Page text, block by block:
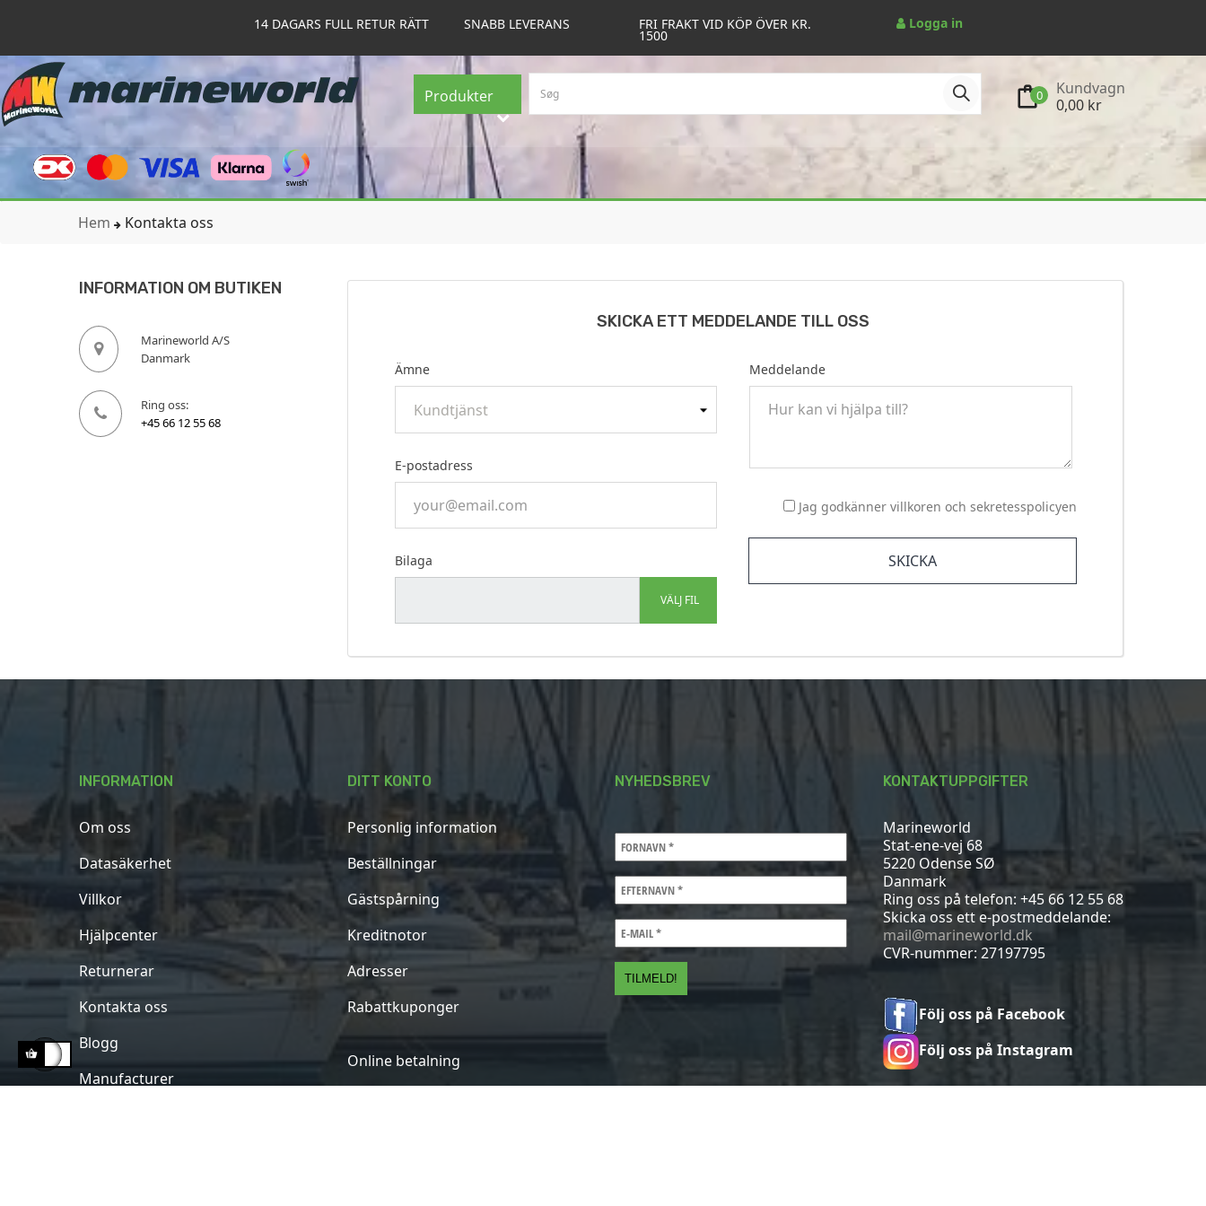
14 DAGARS FULL RETUR RÄTT SNABB LEVERANS FRI FRAKT VID KÖP ÖVER KR.
1500
Logga in
Produkter 0
Kundvagn
0,00 kr
Hem Kontakta oss
INFORMATION OM BUTIKEN
Marineworld A/S
Danmark
Ring oss:
+45 66 12 55 68
SKICKA ETT MEDDELANDE TILL OSS
Ämne
E-postadress
Bilaga
VÄLJ FIL
Meddelande
Jag godkänner villkoren och sekretesspolicyen
INFORMATION
Om oss
Datasäkerhet
Villkor
Hjälpcenter
Returnerar
Kontakta oss
Blogg
Manufacturer
DITT KONTO
Personlig information
Beställningar
Gästspårning
Kreditnotor
Adresser
Rabattkuponger
Online betalning
NYHEDSBREV KONTAKTUPPGIFTER
Marineworld
Stat-ene-vej 68
5220 Odense SØ
Danmark
Ring oss på telefon: +45 66 12 55 68
Skicka oss ett e-postmeddelande:
mail@marineworld.dk
CVR-nummer: 27197795
Följ oss på Facebook
Följ oss på Instagram